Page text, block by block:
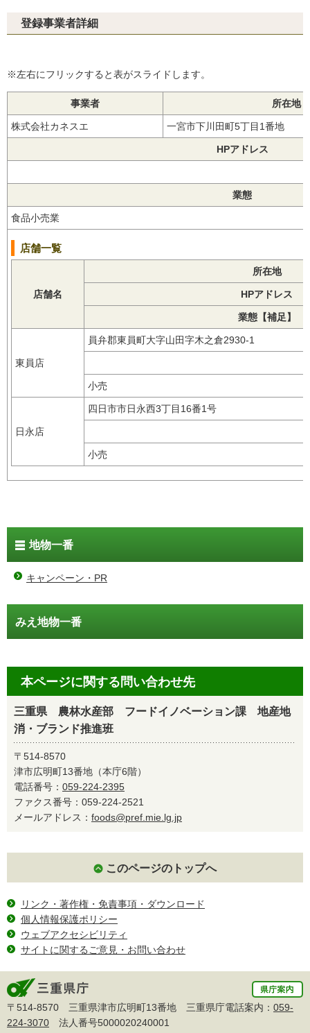
登録事業者詳細
※左右にフリックすると表がスライドします。
事業者 所在地
株式会社カネスエ 一宮市下川田町5丁目1番地
HPアドレス
業態
食品小売業
店舗一覧
店舗名
所在地
HPアドレス
業態【補足】
東員店
員弁郡東員町大字山田字木之倉2930-1
小売
日永店
四日市市日永西3丁目16番1号
小売
地物一番
キャンペーン・PR
みえ地物一番
本ページに関する問い合わせ先
三重県 農林水産部 フードイノベーション課 地産地
消・ブランド推進班
〒514-8570
津市広明町13番地（本庁6階）
電話番号： 059-224-2395
ファクス番号：059-224-2521
メールアドレス： foods@pref.mie.lg.jp
このページのトップへ
リンク・著作権・免責事項・ダウンロード
個人情報保護ポリシー
ウェブアクセシビリティ
サイトに関するご意見・お問い合わせ
〒514-8570 三重県津市広明町13番地 三重県庁電話案内： 059-
224-3070 法人番号5000020240001